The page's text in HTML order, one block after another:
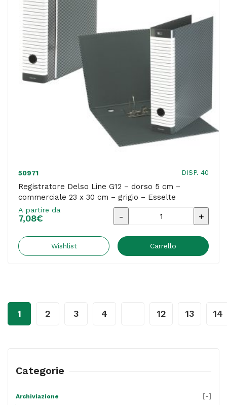
dorso
assortiti
Colorosa
50971 DISP. 40
Registratore Delso Line G12 – dorso 5 cm –
commerciale 23 x 30 cm – grigio – Esselte
A partire da
7,08€
Registratore
Line
Wishlist Carrello
1 2 3 4 12 13 14
Categorie
Archiviazione
[-]